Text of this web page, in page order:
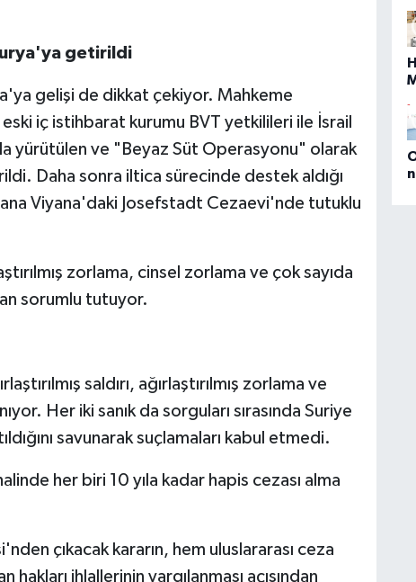
getirildi
gelişi de dikkat çekiyor. Mahkeme
iç istihbarat kurumu BVT yetkilileri ile İsrail
yürütülen ve "Beyaz Süt Operasyonu" olarak
Daha sonra iltica sürecinde destek aldığı
Viyana'daki Josefstadt Cezaevi'nde tutuklu
zorlama, cinsel zorlama ve çok sayıda
sorumlu tutuyor.
saldırı, ağırlaştırılmış zorlama ve
Her iki sanık da sorguları sırasında Suriye
savunarak suçlamaları kabul etmedi.
her biri 10 yıla kadar hapis cezası alma
çıkacak kararın, hem uluslararası ceza
ihlallerinin yargılanması açısından